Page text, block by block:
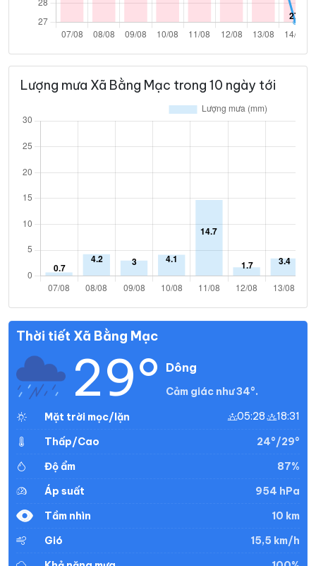
Lượng mưa Xã Bằng Mạc trong 10 ngày tới
Thời tiết Xã Bằng Mạc
29° Dông
Cảm giác như 34°.
Mặt trời mọc/lặn
05:28 18:31
Thấp/Cao
24°/29°
Độ ẩm
87%
Áp suất
954 hPa
Tầm nhìn
10 km
Gió
15,5 km/h